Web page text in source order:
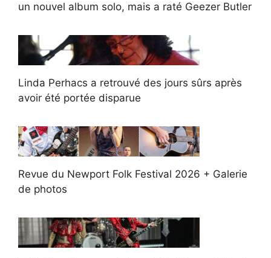
un nouvel album solo, mais a raté Geezer Butler
Linda Perhacs a retrouvé des jours sûrs après
avoir été portée disparue
Revue du Newport Folk Festival 2026 + Galerie
de photos